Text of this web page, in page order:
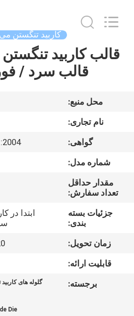
خانه
درباره
کارخانه
کنترل
کیفیت
Carbide
Reserved.
کاربید تنگستن
قالب سرد /
محل منبع:
نام تجاری:
گواهی:
شماره مدل:
مقدار حداقل
تعداد سفارش:
جزئیات بسته
بندی:
ابتدا در
زمان تحویل:
7-20
قابلیت ارائه:
برجسته:
گلوله های
Die